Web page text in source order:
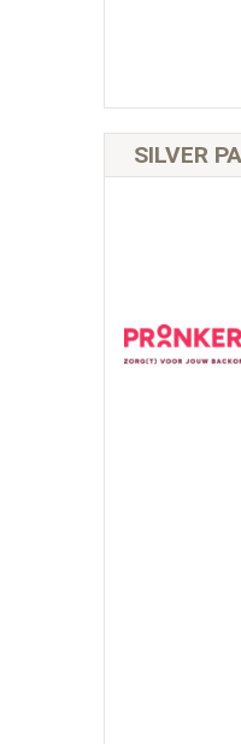
SILVER